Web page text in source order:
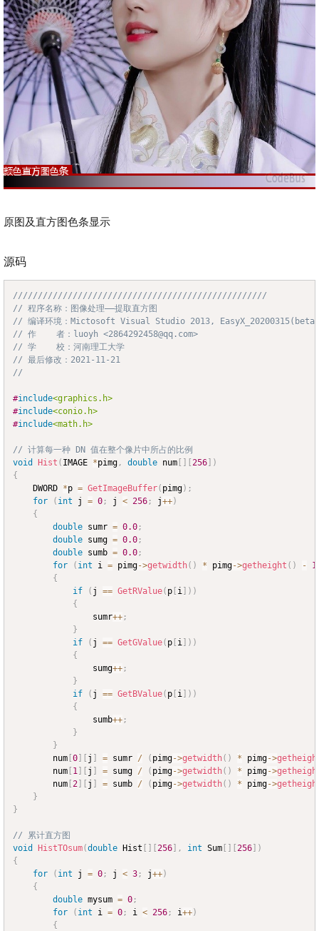
原图及直方图色条显示
源码
///////////////////////////////////////////////////
// 程序名称：图像处理——提取直方图
// 编译环境：Mictosoft Visual Studio 2013, EasyX_20200315(beta)
// 作    者：luoyh <2864292458@qq.com>
// 学    校：河南理工大学
// 最后修改：2021-11-21
//
#include<graphics.h>
#include<conio.h>
#include<math.h>
// 计算每一种 DN 值在整个像片中所占的比例
void
Hist ( IMAGE *pimg , double num [ ] [ 256] )
{
	DWORD
*p = GetImageBuffer( pimg) ;
for
( int j = 0 ; j < 256 ; j++)
{
double sumr = 0.0 ;
double sumg = 0.0 ;
double sumb = 0.0 ;
for
( int i = pimg->getwidth( ) * pimg->getheight ( ) - 1
{
if
( j == GetRValue( p [ i ] ) )
{
				sumr
++ ;
}
if
( j == GetGValue( p [ i ] ) )
{
				sumg
++ ;
}
if
( j == GetBValue( p [ i ] ) )
{
				sumb
++ ;
}
}
		num
[0] [ j ] = sumr / ( pimg->getwidth( ) * pimg->
		num
[ 1 ] [ j ] = sumg / ( pimg->getwidth( ) * pimg->
		num
[ 2] [ j ] = sumb / ( pimg->getwidth( ) * pimg->
}
}
// 累计直方图
void
HistTOsum(double Hist [ ] [ 256] , int Sum [ ] [ 256] )
{
for
( int j = 0 ; j < 3 ; j++)
{
double mysum = 0 ;
for
( int i = 0 ; i < 256 ; i++)
{